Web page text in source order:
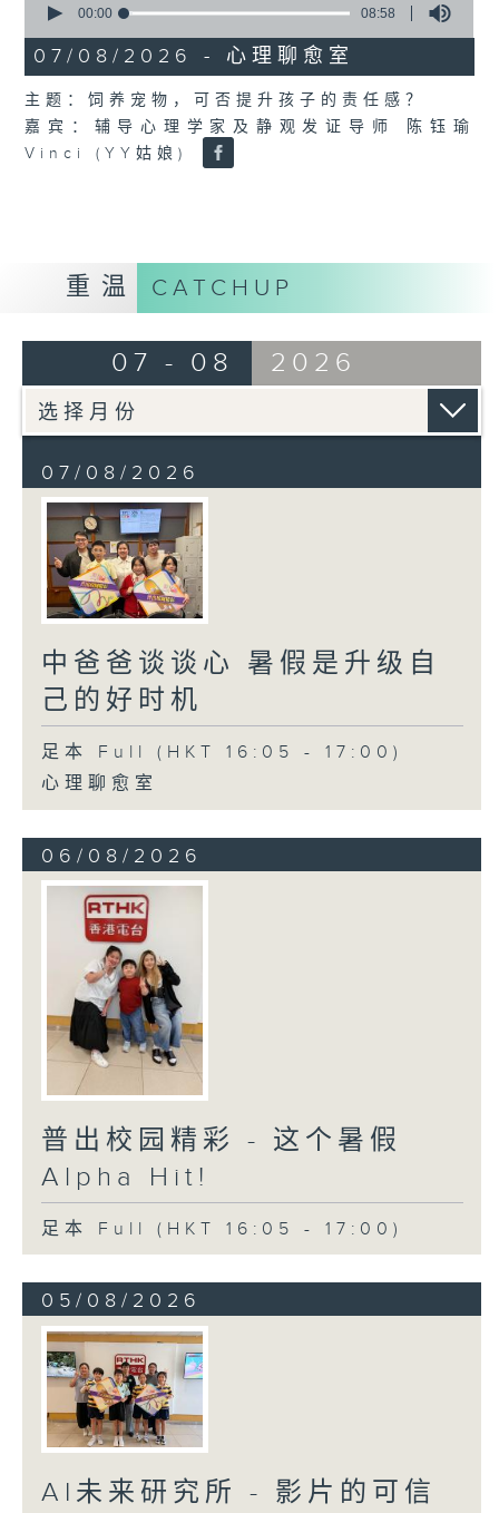
seconds
8
minutes,
seconds
00:00 08:58
07/08/2026 - 心理聊愈室
主题：饲养宠物，可否提升孩子的责任感？
嘉宾：辅导心理学家及静观发证导师 陈钰瑜
Vinci (YY姑娘)
重温 CATCHUP
07 - 08 2026
07/08/2026
中爸爸谈谈心 暑假是升级自
己的好时机
足本 Full (HKT 16:05 - 17:00)
心理聊愈室
06/08/2026
普出校园精彩 - 这个暑假
Alpha Hit!
足本 Full (HKT 16:05 - 17:00)
05/08/2026
AI未来研究所 - 影片的可信